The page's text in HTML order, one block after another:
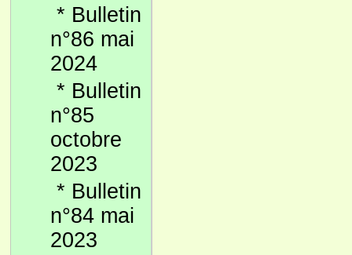
* Bulletin
n°86 mai
2024
* Bulletin
n°85
octobre
2023
* Bulletin
n°84 mai
2023